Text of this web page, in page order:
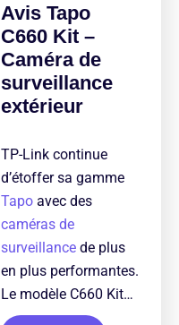
Avis Tapo
C660 Kit –
Caméra de
surveillance
extérieur
TP-Link continue
d’étoffer sa gamme
Tapo avec des
caméras de
surveillance de plus
en plus performantes.
Le modèle C660 Kit…